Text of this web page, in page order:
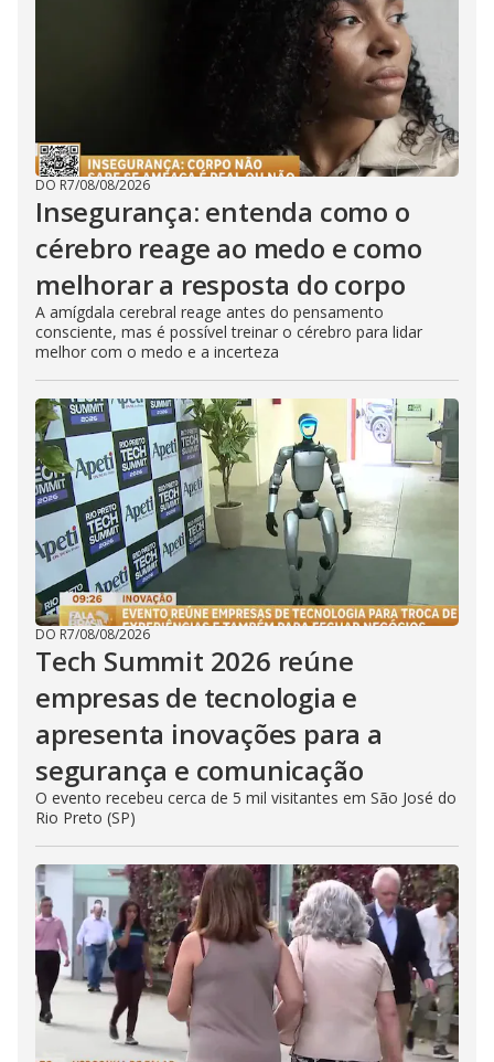
DO R7/08/08/2026
Insegurança: entenda como o
cérebro reage ao medo e como
melhorar a resposta do corpo
A amígdala cerebral reage antes do pensamento
consciente, mas é possível treinar o cérebro para lidar
melhor com o medo e a incerteza
DO R7/08/08/2026
Tech Summit 2026 reúne
empresas de tecnologia e
apresenta inovações para a
segurança e comunicação
O evento recebeu cerca de 5 mil visitantes em São José do
Rio Preto (SP)